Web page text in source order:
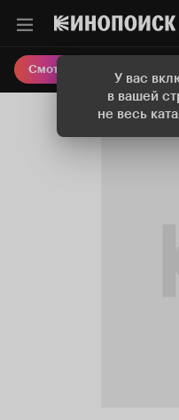
У вас
в вашей
не весь
Смотреть кино